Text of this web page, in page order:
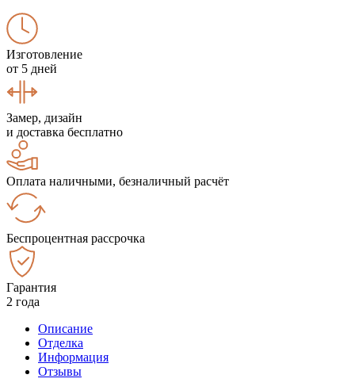
Изготовление
от 5 дней
Замер, дизайн
и доставка бесплатно
Оплата наличными, безналичный расчёт
Беспроцентная рассрочка
Гарантия
2 года
Описание
Отделка
Информация
Отзывы